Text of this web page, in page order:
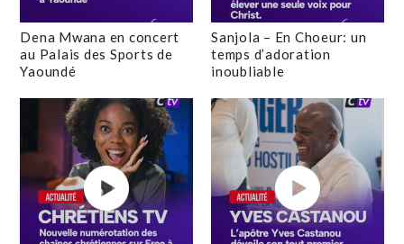
Dena Mwana en concert
au Palais des Sports de
Yaoundé
Sanjola – En Choeur: un
temps d’adoration
inoubliable